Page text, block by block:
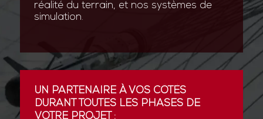
réalité du terrain, et nos systèmes de
simulation.
UN PARTENAIRE À VOS CÔTÉS
DURANT TOUTES LES PHASES DE
VOTRE PROJET :